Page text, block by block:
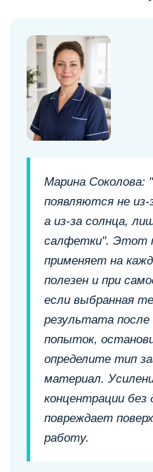
Марина Соколова:
появляются не из-
а из-за солнца,
салфетки". Этот
применяет на
полезен и при
если выбранная
результата после
попыток,
определите тип
материал.
концентрации без
повреждает
работу.